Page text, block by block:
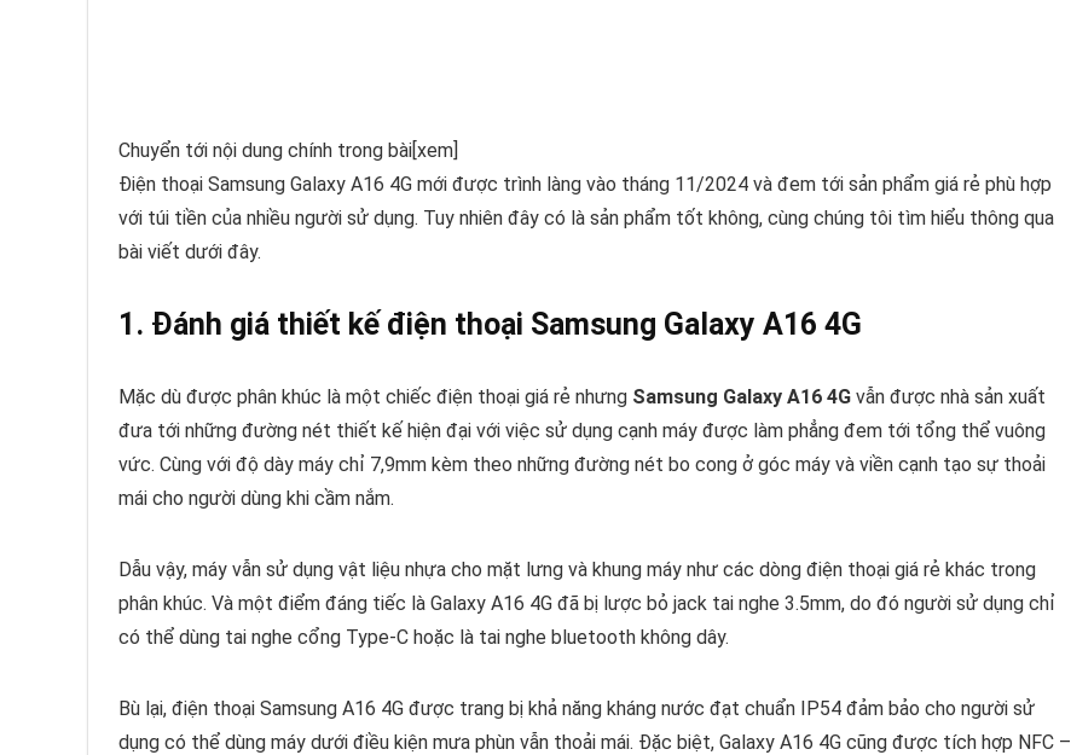
Chuyển tới nội dung chính trong bài[xem]
Điện thoại Samsung Galaxy A16 4G mới được trình làng vào tháng 11/2024 và đem tới sản phẩm giá rẻ phù hợp
với túi tiền của nhiều người sử dụng. Tuy nhiên đây có là sản phẩm tốt không, cùng chúng tôi tìm hiểu thông qua
bài viết dưới đây.
1. Đánh giá thiết kế điện thoại Samsung Galaxy A16 4G
Mặc dù được phân khúc là một chiếc điện thoại giá rẻ nhưng Samsung Galaxy A16 4G vẫn được nhà sản xuất
đưa tới những đường nét thiết kế hiện đại với việc sử dụng cạnh máy được làm phẳng đem tới tổng thể vuông
vức. Cùng với độ dày máy chỉ 7,9mm kèm theo những đường nét bo cong ở góc máy và viền cạnh tạo sự thoải
mái cho người dùng khi cầm nắm.
Dẫu vậy, máy vẫn sử dụng vật liệu nhựa cho mặt lưng và khung máy như các dòng điện thoại giá rẻ khác trong
phân khúc. Và một điểm đáng tiếc là Galaxy A16 4G đã bị lược bỏ jack tai nghe 3.5mm, do đó người sử dụng chỉ
có thể dùng tai nghe cổng Type-C hoặc là tai nghe bluetooth không dây.
Bù lại, điện thoại Samsung A16 4G được trang bị khả năng kháng nước đạt chuẩn IP54 đảm bảo cho người sử
dụng có thể dùng máy dưới điều kiện mưa phùn vẫn thoải mái. Đặc biệt, Galaxy A16 4G cũng được tích hợp NFC –